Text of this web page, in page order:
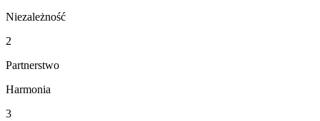
Niezależność
2
Partnerstwo
Harmonia
3